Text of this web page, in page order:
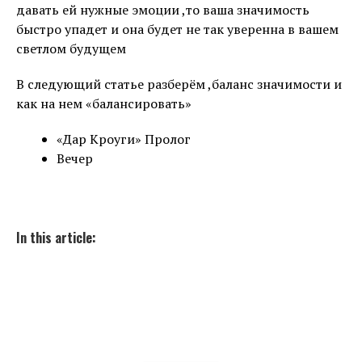
давать ей нужные эмоции ,то ваша значимость
быстро упадет и она будет не так уверенна в вашем
светлом будущем
В следующий статье разберём ,баланс значимости и
как на нем «балансировать»
«Дар Кроуги» Пролог
Вечер
In this article: